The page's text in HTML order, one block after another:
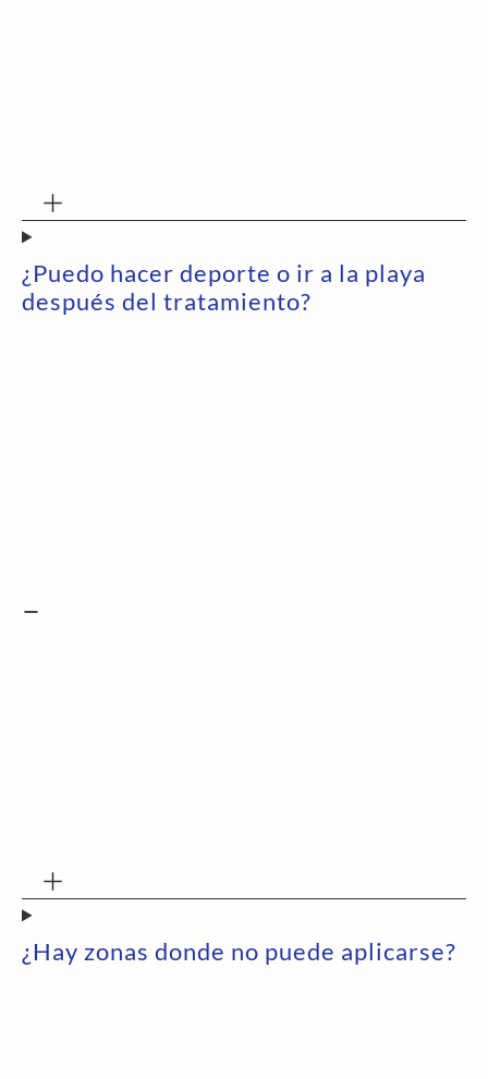
¿Puedo hacer deporte o ir a la playa
después del tratamiento?
¿Hay zonas donde no puede aplicarse?